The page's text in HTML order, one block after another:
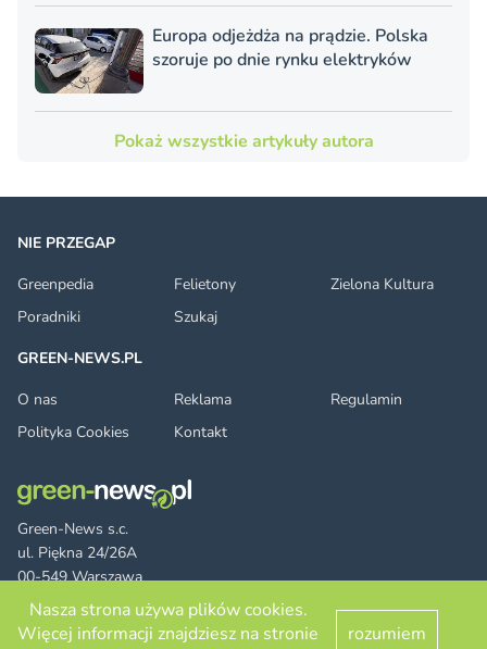
Europa odjeżdża na prądzie. Polska
szoruje po dnie rynku elektryków
Pokaż wszystkie artykuły autora
Green-News s.c.
ul. Piękna 24/26A
00-549 Warszawa
NIE PRZEGAP
Greenpedia
Felietony
Zielona Kultura
Poradniki
Szukaj
GREEN-NEWS.PL
O nas
Reklama
Regulamin
Polityka Cookies
Kontakt
Nasza strona używa plików cookies.
Więcej informacji znajdziesz na stronie
rozumiem